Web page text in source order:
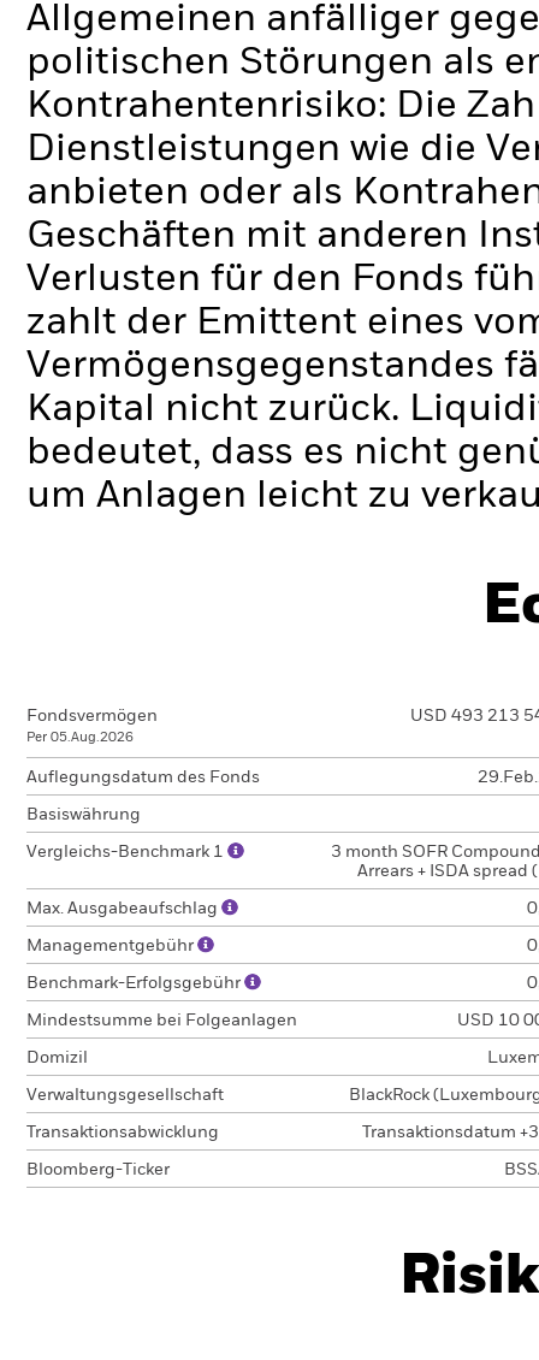
Allgemeinen anfälliger
politischen Störungen als
Kontrahentenrisiko: Die
Dienstleistungen wie die
anbieten oder als
Geschäften mit anderen
Verlusten für den Fonds
zahlt der Emittent eines
Vermögensgegenstandes
Kapital nicht zurück.
bedeutet, dass es nicht
um Anlagen leicht zu
Fondsvermögen
Per 05.Aug.2026
USD 493 213
Auflegungsdatum des Fonds
Basiswährung
Vergleichs-Benchmark 1
3 month SOFR
Arrears + ISDA spread
Max. Ausgabeaufschlag
Managementgebühr
Benchmark-Erfolgsgebühr
Mindestsumme bei Folgeanlagen USD 10
Domizil
Verwaltungsgesellschaft BlackRock
Transaktionsabwicklung Transaktionsdatum
Bloomberg-Ticker